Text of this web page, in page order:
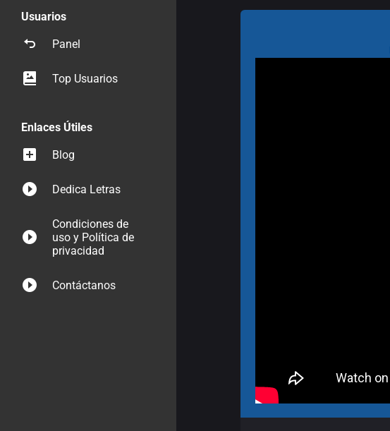
Usuarios
Panel
Top Usuarios
Enlaces Útiles
Blog
Dedica Letras
Condiciones de
uso y Política de
privacidad
Contáctanos